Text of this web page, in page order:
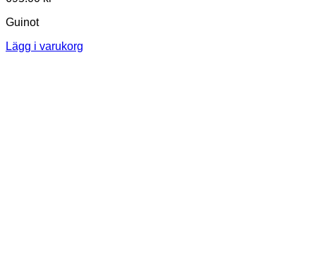
Guinot
Lägg i varukorg